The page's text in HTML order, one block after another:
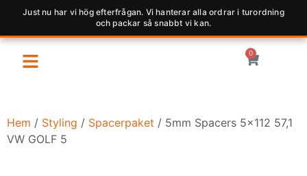
Just nu har vi hög efterfrågan. Vi hanterar alla ordrar i turordning
och packar så snabbt vi kan.
0
Hem / Styling / Spacerpaket / 5mm Spacers 5×112 57,1
VW GOLF 5